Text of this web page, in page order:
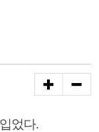
었다.